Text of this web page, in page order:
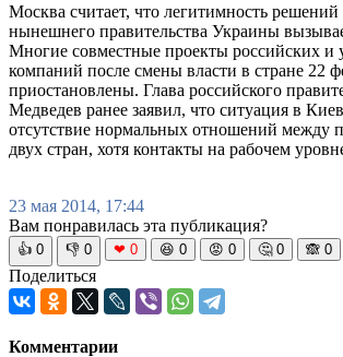
Москва считает, что легитимность
нынешнего правительства Украины
Многие совместные проекты российских и
компаний после смены власти в стране 22
приостановлены. Глава российского
Медведев ранее заявил, что ситуация в
отсутствие нормальных отношений между
двух стран, хотя контакты на рабочем
23 мая 2014, 17:44
Вам понравилась эта публикация?
👍 0 👎 0 ❤ 0 😆 0 😡 0 🤔 0 🙈 0
Поделиться
Комментарии